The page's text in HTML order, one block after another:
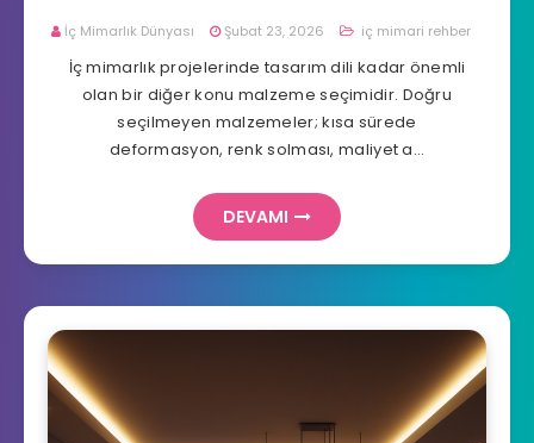
İç Mimarlık Dünyası Şubat 23, 2026 iç mimari rehber
İç mimarlık projelerinde tasarım dili kadar önemli
olan bir diğer konu malzeme seçimidir. Doğru
seçilmeyen malzemeler; kısa sürede
deformasyon, renk solması, maliyet a…
DEVAMI